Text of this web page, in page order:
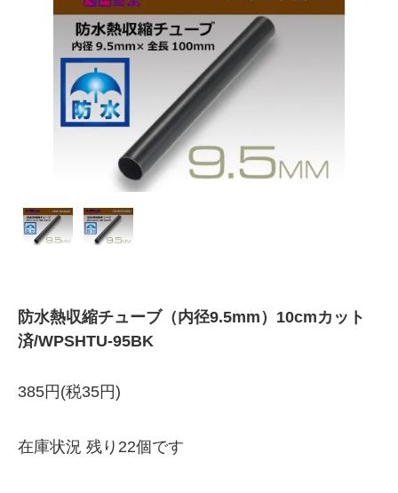
防水熱収縮チューブ（内径9.5mm）10cmカット
済/WPSHTU-95BK
385円(税35円)
在庫状況 残り22個です